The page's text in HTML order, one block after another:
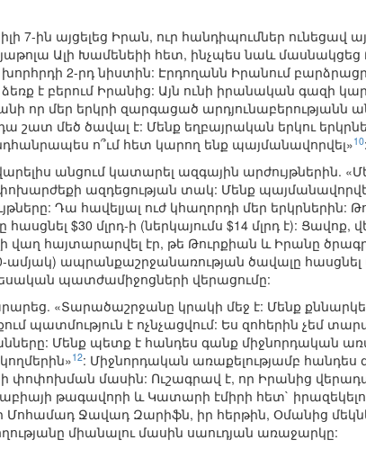
ին այցելեց Իրան, ուր հանդիպումներ ունեցավ
Ալի Խամենեիի հետ, ինչպես նաև մասնակցեց
2-րդ նիստին: Էրդողանն Իրանում
է բերում Իրանից: Այն ունի իրանական գազի
որ մեր երկրի զարգացած արդյունաբերությանն
մեծ ծավալ է: Մենք եղբայրական երկու
ո՞ւմ հետ կարող ենք պայմանավորվել»10:
անցում կատարել ազգային արժույթներին.
ազդեցության տակ: Մենք
Դա հավելյալ ուժ կհաղորդի մեր երկրներին:
$30 մլրդ-ի (ներկայումս $14 մլրդ է): Ցավոք,
վաղ հայտարարվել էր, թե Թուրքիան և Իրանը
ապրանքաշրջանառության ծավալը հասցնել
պատժամիջոցների վերացումը:
«Տարածաշրջանը կրակի մեջ է: Մենք
պատմություն է ոչնչացվում: Ես զոհերին չեմ
Մենք պետք է հանդես գանք միջնորդական
12: Միջնորդական առաքելությամբ հանդես
փոփոխման մասին: Ուշագրավ է, որ Իրանից
թագավորի և Կատարի էմիրի հետ`
Մոհամադ Ջավադ Զարիֆն, իր հերթին, Օմանից
միանալու մասին սաուդյան առաջարկը: